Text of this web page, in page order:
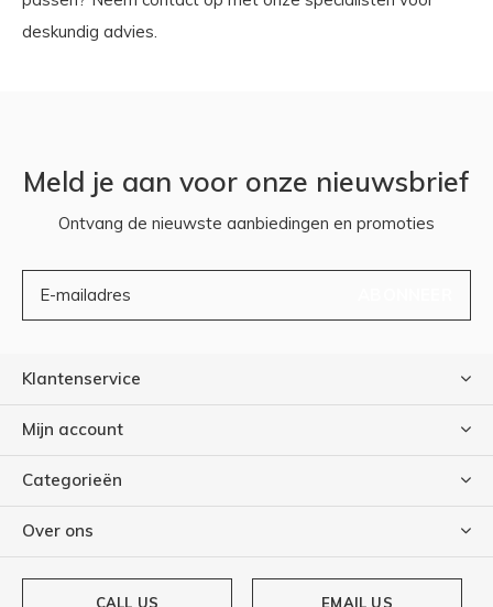
deskundig advies.
Meld je aan voor onze nieuwsbrief
Ontvang de nieuwste aanbiedingen en promoties
Klantenservice
Mijn account
Categorieën
Over ons
CALL US EMAIL US